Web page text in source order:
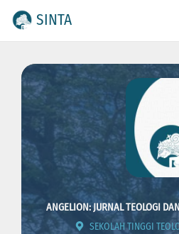
SINTA
ANGELION: JURNAL TEOLOGI
SEKOLAH TINGGI